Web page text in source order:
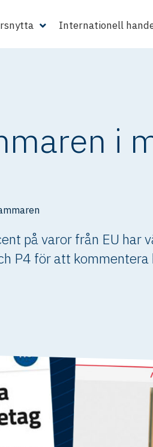
Internationell
i
på varor från EU har
P4 för att